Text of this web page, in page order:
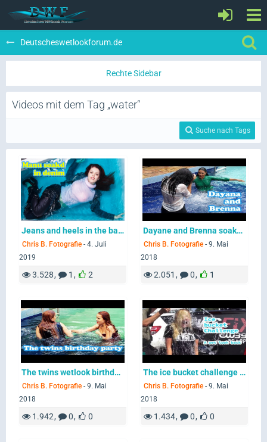
Deutscheswetlookforum.de
Videos mit dem Tag „water“
Suche nach Tags
Jeans and heels in the bathtub
Chris B. Fotografie - 4. Juli
2019
3.528 1 2
Dayane and Brenna soaked in the pool
Chris B. Fotografie - 9. Mai
2018
2.051 0 1
The twins wetlook birthday party
Chris B. Fotografie - 9. Mai
2018
1.942 0 0
The ice bucket challenge - a look back 15
Chris B. Fotografie - 9. Mai
2018
1.434 0 0